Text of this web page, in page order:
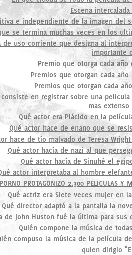
Escena
e independiente de la imagen del
se termina muchas veces en los
de uso corriente que designa al
importante
Premio que otorga cada
Premios que otorgan cada
Premios que otorgan cada
en registrar sobre una
mas
Qué actor era Plácido en la
Qué actor hace de enano que se
hace de tío malvado de Teresa
Qué actor hacía de nazi al que
Qué actor hacía de Sinuhé el
actor interpretaba al hombre
PROTAGONIZO 2.300 PELICULAS Y
Qué actriz era Siete veces mujer en
Qué director adaptó a la pantalla la
de John Huston fué la última para
Quién compone la música de
compuso la música de la película
quien dirigio